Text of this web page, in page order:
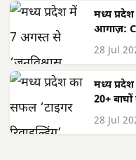
मध्य
आगाज़:
28 Jul
मध्य
20+
28 Jul